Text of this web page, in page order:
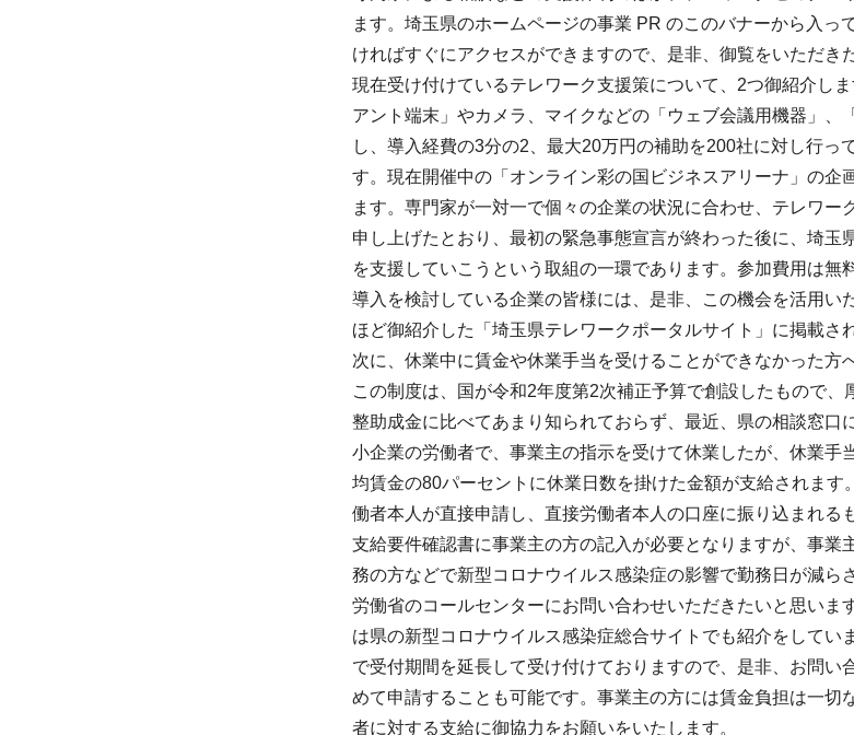
ます。埼玉県のホームページの事業 PR のこのバナーから入
ければすぐにアクセスができますので、是非、御覧をいただき
現在受け付けているテレワーク支援策について、2つ御紹介し
アント端末」やカメラ、マイクなどの「ウェブ会議用機器」
し、導入経費の3分の2、最大20万円の補助を200社に対し行
す。現在開催中の「オンライン彩の国ビジネスアリーナ」の
ます。専門家が一対一で個々の企業の状況に合わせ、テレワ
申し上げたとおり、最初の緊急事態宣言が終わった後に、埼
を支援していこうという取組の一環であります。参加費用は
導入を検討している企業の皆様には、是非、この機会を活用
ほど御紹介した「埼玉県テレワークポータルサイト」に掲載さ
次に、休業中に賃金や休業手当を受けることができなかった方
この制度は、国が令和2年度第2次補正予算で創設したもので
整助成金に比べてあまり知られておらず、最近、県の相談窓
小企業の労働者で、事業主の指示を受けて休業したが、休業
均賃金の80パーセントに休業日数を掛けた金額が支給されま
働者本人が直接申請し、直接労働者本人の口座に振り込まれ
支給要件確認書に事業主の方の記入が必要となりますが、事
務の方などで新型コロナウイルス感染症の影響で勤務日が減
労働省のコールセンターにお問い合わせいただきたいと思い
は県の新型コロナウイルス感染症総合サイトでも紹介をして
で受付期間を延長して受け付けておりますので、是非、お問
めて申請することも可能です。事業主の方には賃金負担は一切
者に対する支給に御協力をお願いをいたします。